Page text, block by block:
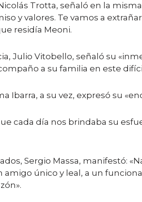
Trotta, señaló en la
y valores. Te vamos a
residía Meoni.
Julio Vitobello, señaló su
a su familia en este
Ibarra, a su vez, expresó su
cada día nos brindaba su
Sergio Massa, manifestó:
amigo único y leal, a un